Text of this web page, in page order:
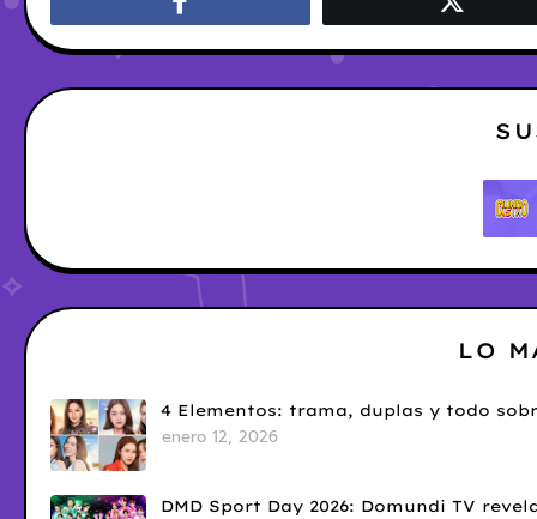
LO
4 Elementos: trama, duplas y todo
enero 12, 2026
DMD Sport Day 2026: Domundi TV